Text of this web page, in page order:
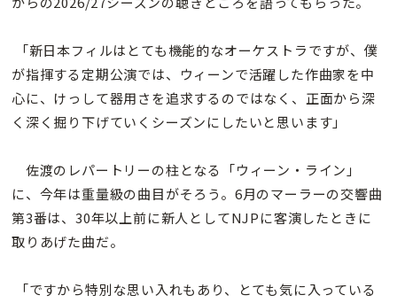
「新日本フィルはとても機能的なオーケストラですが、僕
が指揮する定期公演では、ウィーンで活躍した作曲家を中
心に、けっして器用さを追求するのではなく、正面から深
く深く掘り下げていくシーズンにしたいと思います」
佐渡のレパートリーの柱となる「ウィーン・ライン」
に、今年は重量級の曲目がそろう。6月のマーラーの交響曲
第3番は、30年以上前に新人としてNJPに客演したときに
取りあげた曲だ。
「ですから特別な思い入れもあり、とても気に入っている